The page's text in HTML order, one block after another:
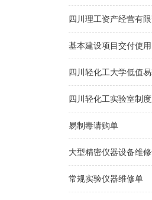
四川理工资产经营有
基本建设项目交付使
四川轻化工大学低值
四川轻化工实验室制
易制毒请购单
大型精密仪器设备维
常规实验仪器维修单